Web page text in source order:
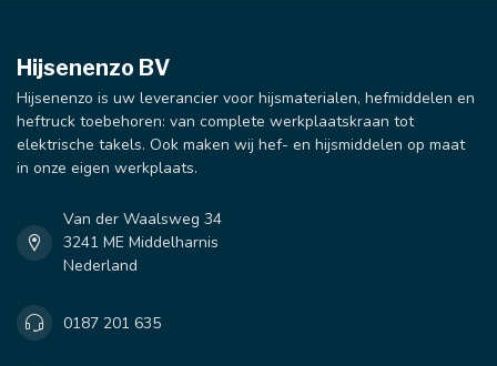
Hijsenenzo BV
Hijsenenzo is uw leverancier voor hijsmaterialen, hefmiddelen en
heftruck toebehoren: van complete werkplaatskraan tot
elektrische takels. Ook maken wij hef- en hijsmiddelen op maat
in onze eigen werkplaats.
Van der Waalsweg 34
3241 ME Middelharnis
Nederland
0187 201 635